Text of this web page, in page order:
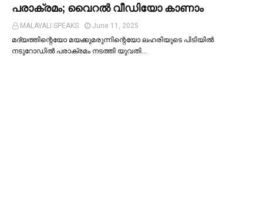
പരാക്രമം; വൈറൽ വീഡിയോ കാണാം
MALAYALI SPEAKS
June 11, 2025
മദ്യത്തിന്റെയോ മയക്കുമരുന്നിന്റെയോ ലഹരിയുടെ പിടിയില്‍
നടുറോഡില്‍ പരാക്രമം നടത്തി യുവതി…